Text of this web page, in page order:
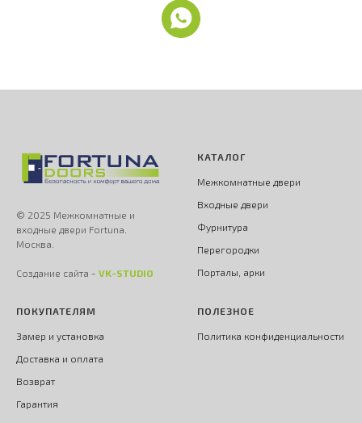
© 2025 Межкомнатные и
входные двери Fortuna.
Москва.
Создание сайта - VK-STUDIO
КАТАЛОГ
Межкомнатные двери
Входные двери
Фурнитура
Перегородки
Порталы, арки
ПОКУПАТЕЛЯМ
Замер и установка
Доставка и оплата
Возврат
Гарантия
ПОЛЕЗНОЕ
Политика конфиденциальности